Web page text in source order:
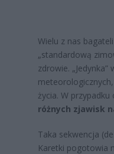
Wielu z nas
„standardową
zdrowie.
życia. W
różnych zjawisk
Taka sekwencja
Karetki pogotowia